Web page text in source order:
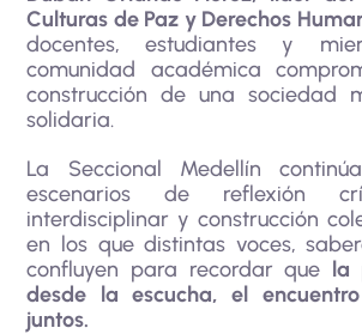
Culturas de Paz y Derechos
docentes, estudiantes y
comunidad académica
construcción de una sociedad
solidaria.
La Seccional Medellín
escenarios de reflexión
interdisciplinar y construcción
en los que distintas voces,
confluyen para recordar que la
desde la escucha, el
juntos.